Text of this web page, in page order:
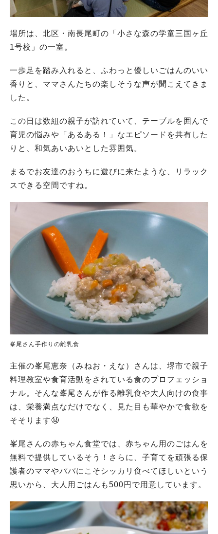
場所は、北区・南長尾町の「小さな森の学童三国ヶ丘
1号校」の一室。
一歩足を踏み入れると、ふわっと優しいごはんのいい
香りと、ママさんたちの楽しそうな声が聞こえてきま
した。
この日は数組の親子が訪れていて、テーブルを囲んで
育児の悩みや「あるある！」なエピソードを共有した
りと、和気あいあいとした雰囲気。
まるでお友達のおうちに遊びに来たような、リラック
スできる空間ですね。
峯尾さん手作りの離乳食
主催の峯尾恵奈（みねお・えな）さんは、堺市で親子
料理教室や食育活動をされている食のプロフェッショ
ナル。そんな峯尾さんが作る離乳食や大人向けの食事
は、栄養満点なだけでなく、見た目も華やかで食欲を
そそります🤤
峯尾さんの赤ちゃん食堂では、赤ちゃん用のごはんを
無料で提供しているそう！さらに、子育てを頑張る保
護者のママやパパにこそシッカリ食べてほしいという
思いから、大人用ごはんも500円で用意しています。